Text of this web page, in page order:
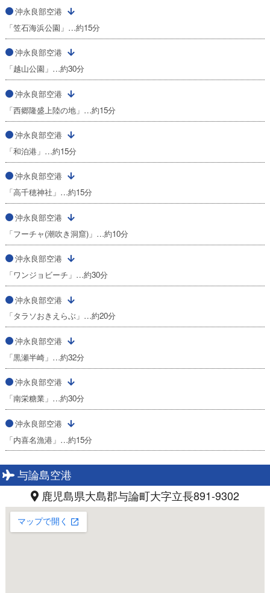
沖永良部空港
「笠石海浜公園」…約15分
沖永良部空港
「越山公園」…約30分
沖永良部空港
「西郷隆盛上陸の地」…約15分
沖永良部空港
「和泊港」…約15分
沖永良部空港
「高千穂神社」…約15分
沖永良部空港
「フーチャ(潮吹き洞窟)」…約10分
沖永良部空港
「ワンジョビーチ」…約30分
沖永良部空港
「タラソおきえらぶ」…約20分
沖永良部空港
「黒瀬半崎」…約32分
沖永良部空港
「南栄糖業」…約30分
沖永良部空港
「内喜名漁港」…約15分
与論島空港
鹿児島県大島郡与論町大字立長891-9302